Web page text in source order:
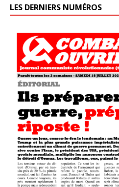
LES DERNIERS NUMÉROS